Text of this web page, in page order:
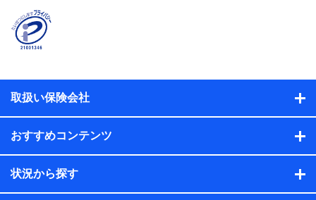
名、住所、生年月日、性別、保険契約者と被保険者の関
係、保険加入の目的、保険商品の内容、保険料、保険料
のお支払方法、車のメーカーや走行距離などの情報、建
ル内容や送信履歴の情報及び保険の更改案内等を提供し
保険契約情報
当社または株式会社NTTドコモ・フィナンシャルグルー
プが取得し、又は保有する保険契約に関する情報。例と
して、保険契約者及び被保険者の氏名、住所、生年月
日、性別、保険契約者と被保険者の関係、保険加入の目
取扱い保険会社
おすすめコンテンツ
状況から探す